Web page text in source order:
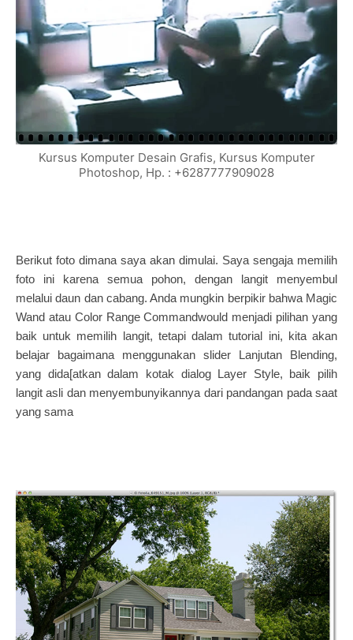
Kursus Komputer Desain Grafis, Kursus Komputer
Photoshop, Hp. : +6287777909028
Berikut foto dimana saya akan dimulai. Saya sengaja memilih
foto ini karena semua pohon, dengan langit menyembul
melalui daun dan cabang. Anda mungkin berpikir bahwa Magic
Wand atau Color Range Commandwould menjadi pilihan yang
baik untuk memilih langit, tetapi dalam tutorial ini, kita akan
belajar bagaimana menggunakan slider Lanjutan Blending,
yang dida[atkan dalam kotak dialog Layer Style, baik pilih
langit asli dan menyembunyikannya dari pandangan pada saat
yang sama